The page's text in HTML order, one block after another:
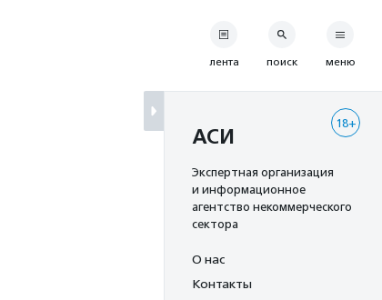
лента поиск меню
18+
АСИ
Экспертная организация
и информационное
агентство некоммерческого
сектора
О нас
Контакты